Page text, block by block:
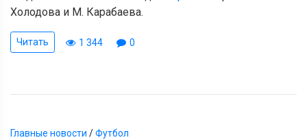
Холодова и М. Карабаева.
Читать 1 344 0
Главные новости /Футбол